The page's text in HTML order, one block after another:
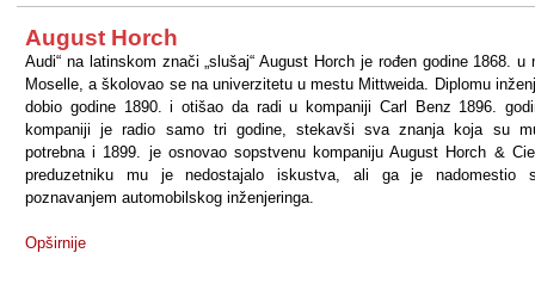
August Horch
Audi“ na latinskom znači „slušaj“ August Horch je rođen godine 1868. u
Moselle, a školovao se na univerzitetu u mestu Mittweida. Diplomu
dobio godine 1890. i otišao da radi u kompaniji Carl Benz 1896.
kompaniji je radio samo tri godine, stekavši sva znanja koja su
potrebna i 1899. je osnovao sopstvenu kompaniju August Horch &
preduzetniku mu je nedostajalo iskustva, ali ga je nadomestio
poznavanjem automobilskog inženjeringa.
Opširnije